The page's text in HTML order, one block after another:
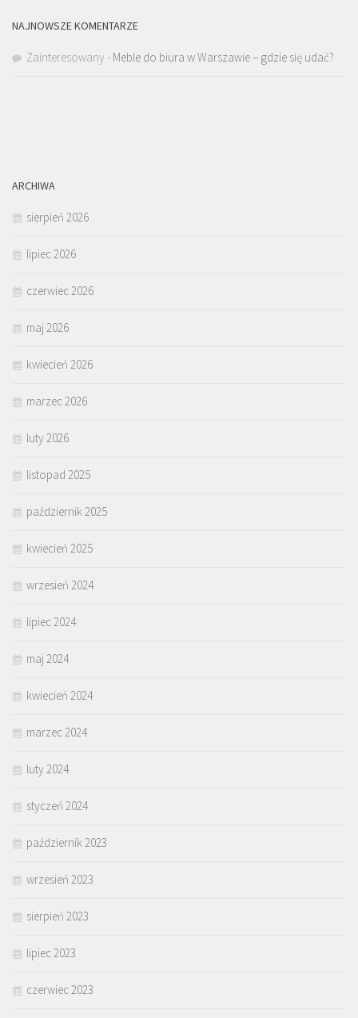
NAJNOWSZE KOMENTARZE
Zainteresowany - Meble do biura w Warszawie – gdzie się udać?
ARCHIWA
sierpień 2026
lipiec 2026
czerwiec 2026
maj 2026
kwiecień 2026
marzec 2026
luty 2026
listopad 2025
październik 2025
kwiecień 2025
wrzesień 2024
lipiec 2024
maj 2024
kwiecień 2024
marzec 2024
luty 2024
styczeń 2024
październik 2023
wrzesień 2023
sierpień 2023
lipiec 2023
czerwiec 2023